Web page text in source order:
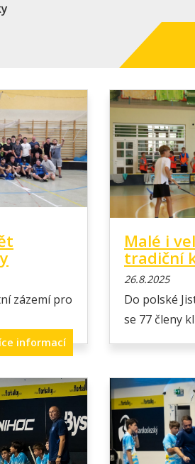
zázemí pro
informací
Malé i
tradiční
26.8.2025
Do polské
se 77 členy